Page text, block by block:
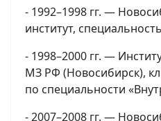
- 1992–1998 гг. —
институт,
- 1998–2000 гг. —
МЗ РФ (Новосибирск),
по специальности
- 2007–2008 гг. —